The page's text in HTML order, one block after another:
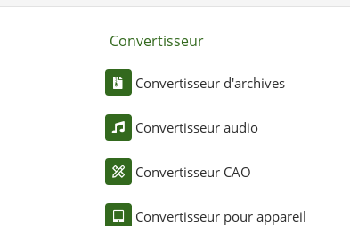
Convertisseur
Convertisseur d'archives
Convertisseur audio
Convertisseur CAO
Convertisseur pour appareil